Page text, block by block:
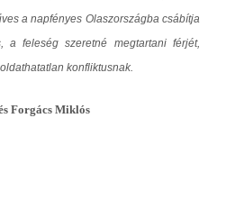
a napfényes Olaszországba csábítja
a feleség szeretné megtartani férjét,
konfliktusnak.
Forgács Miklós